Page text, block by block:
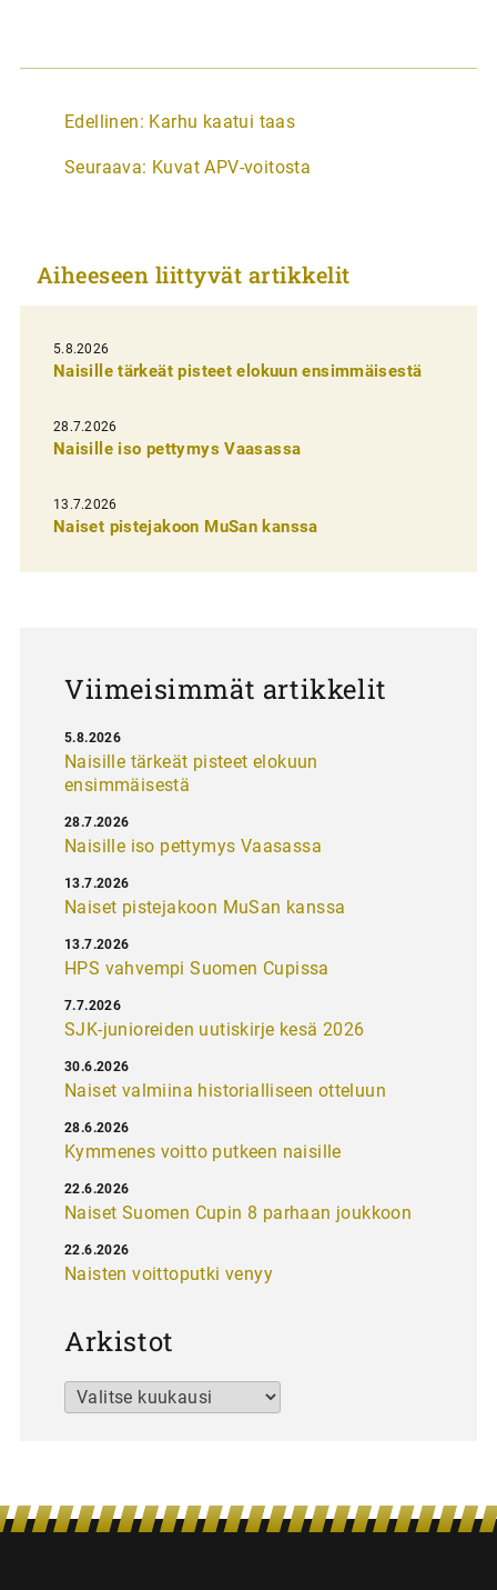
A
t
k
e
l
i
e
n
e
Edellinen: Karhu kaatui taas
Seuraava: Kuvat APV-voitosta
Aiheeseen liittyvät artikkelit
5.8.2026
Naisille tärkeät pisteet elokuun ensimmäisestä
28.7.2026
Naisille iso pettymys Vaasassa
13.7.2026
Naiset pistejakoon MuSan kanssa
Viimeisimmät artikkelit
Naisille tärkeät pisteet elokuun
ensimmäisestä
5.8.2026
Naisille iso pettymys Vaasassa
28.7.2026
Naiset pistejakoon MuSan kanssa
13.7.2026
HPS vahvempi Suomen Cupissa
13.7.2026
SJK-junioreiden uutiskirje kesä 2026
7.7.2026
Naiset valmiina historialliseen otteluun
30.6.2026
Kymmenes voitto putkeen naisille
28.6.2026
Naiset Suomen Cupin 8 parhaan joukkoon
22.6.2026
Naisten voittoputki venyy
22.6.2026
Arkistot
Arkistot